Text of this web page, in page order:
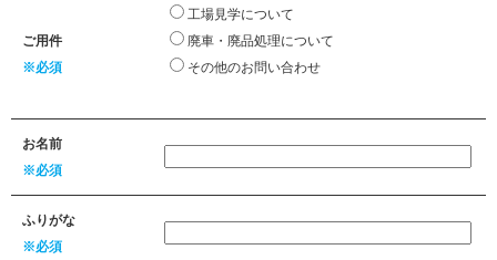
ご用件
※必須
工場見学について
廃車・廃品処理について
その他のお問い合わせ
お名前
※必須
ふりがな
※必須